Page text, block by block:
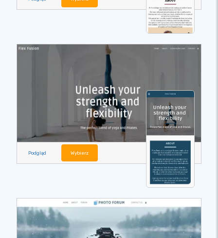
Podgląd Wybierz